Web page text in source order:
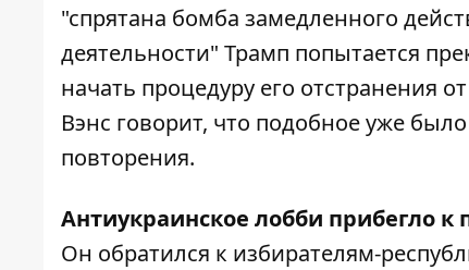
"спрятана бомба замедленного
деятельности" Трамп попытается
начать процедуру его
Вэнс говорит, что подобное уже
повторения.
Антиукраинское лобби прибегло
Он обратился к избирателям-